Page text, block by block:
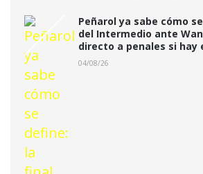
Peñarol ya sabe cómo
del Intermedio ante
directo a penales si hay
04/08/26